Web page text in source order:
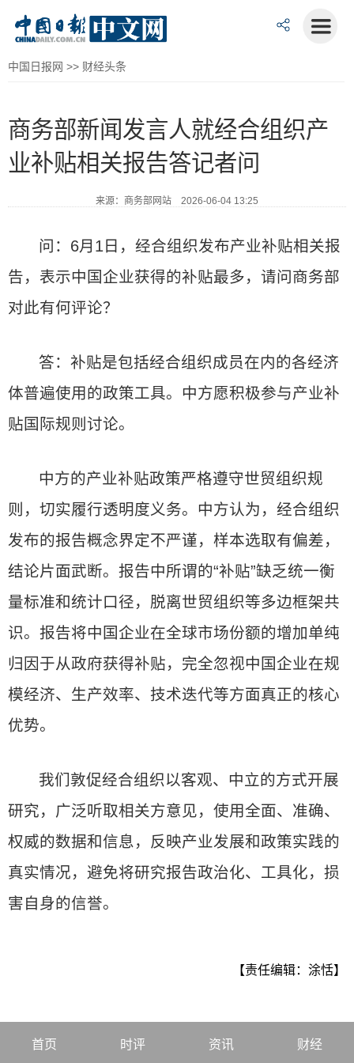
中国日报网 >> 财经头条
商务部新闻发言人就经合组织产
业补贴相关报告答记者问
来源：商务部网站 2026-06-04 13:25
问：6月1日，经合组织发布产业补贴相关报
告，表示中国企业获得的补贴最多，请问商务部
对此有何评论？
答：补贴是包括经合组织成员在内的各经济
体普遍使用的政策工具。中方愿积极参与产业补
贴国际规则讨论。
中方的产业补贴政策严格遵守世贸组织规
则，切实履行透明度义务。中方认为，经合组织
发布的报告概念界定不严谨，样本选取有偏差，
结论片面武断。报告中所谓的“补贴”缺乏统一衡
量标准和统计口径，脱离世贸组织等多边框架共
识。报告将中国企业在全球市场份额的增加单纯
归因于从政府获得补贴，完全忽视中国企业在规
模经济、生产效率、技术迭代等方面真正的核心
优势。
我们敦促经合组织以客观、中立的方式开展
研究，广泛听取相关方意见，使用全面、准确、
权威的数据和信息，反映产业发展和政策实践的
真实情况，避免将研究报告政治化、工具化，损
害自身的信誉。
【责任编辑：涂恬】
首页 时评 资讯 财经